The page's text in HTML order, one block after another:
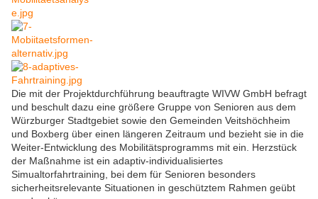
Die mit der Projektdurchführung beauftragte WIVW GmbH befragt
und beschult dazu eine größere Gruppe von Senioren aus dem
Würzburger Stadtgebiet sowie den Gemeinden Veitshöchheim
und Boxberg über einen längeren Zeitraum und bezieht sie in die
Weiter-Entwicklung des Mobilitätsprogramms mit ein. Herzstück
der Maßnahme ist ein adaptiv-individualisiertes
Simualtorfahrtraining, bei dem für Senioren besonders
sicherheitsrelevante Situationen in geschütztem Rahmen geübt